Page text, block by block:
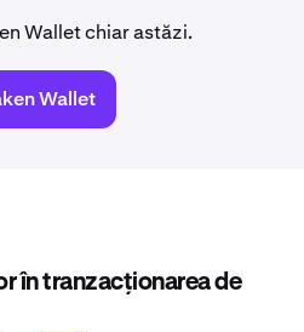
Wallet chiar astăzi.
Wallet
în tranzacționarea de